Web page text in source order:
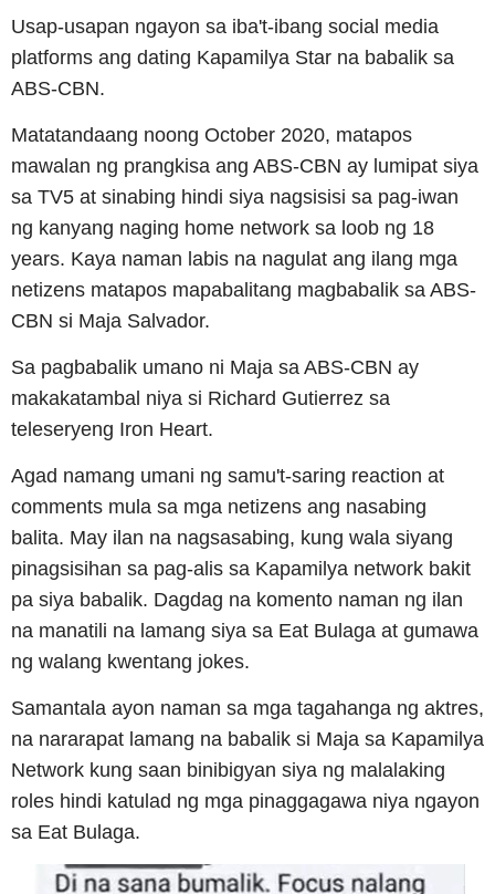
Usap-usapan ngayon sa iba't-ibang social media
platforms ang dating Kapamilya Star na babalik sa
ABS-CBN.
Matatandaang noong October 2020, matapos
mawalan ng prangkisa ang ABS-CBN ay lumipat siya
sa TV5 at sinabing hindi siya nagsisisi sa pag-iwan
ng kanyang naging home network sa loob ng 18
years. Kaya naman labis na nagulat ang ilang mga
netizens matapos mapabalitang magbabalik sa ABS-
CBN si Maja Salvador.
Sa pagbabalik umano ni Maja sa ABS-CBN ay
makakatambal niya si Richard Gutierrez sa
teleseryeng Iron Heart.
Agad namang umani ng samu't-saring reaction at
comments mula sa mga netizens ang nasabing
balita. May ilan na nagsasabing, kung wala siyang
pinagsisihan sa pag-alis sa Kapamilya network bakit
pa siya babalik. Dagdag na komento naman ng ilan
na manatili na lamang siya sa Eat Bulaga at gumawa
ng walang kwentang jokes.
Samantala ayon naman sa mga tagahanga ng aktres,
na nararapat lamang na babalik si Maja sa Kapamilya
Network kung saan binibigyan siya ng malalaking
roles hindi katulad ng mga pinaggagawa niya ngayon
sa Eat Bulaga.